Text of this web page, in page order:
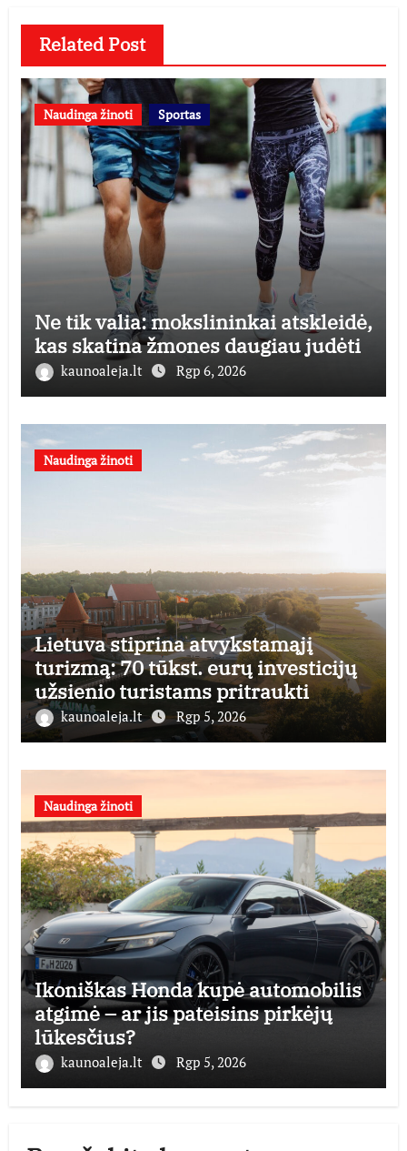
Related Post
Naudinga žinoti Sportas
Ne tik valia: mokslininkai atskleidė,
kas skatina žmones daugiau judėti
kaunoaleja.lt Rgp 6, 2026
Naudinga žinoti
Lietuva stiprina atvykstamąjį
turizmą: 70 tūkst. eurų investicijų
užsienio turistams pritraukti
kaunoaleja.lt Rgp 5, 2026
Naudinga žinoti
Ikoniškas Honda kupė automobilis
atgimė – ar jis pateisins pirkėjų
lūkesčius?
kaunoaleja.lt Rgp 5, 2026